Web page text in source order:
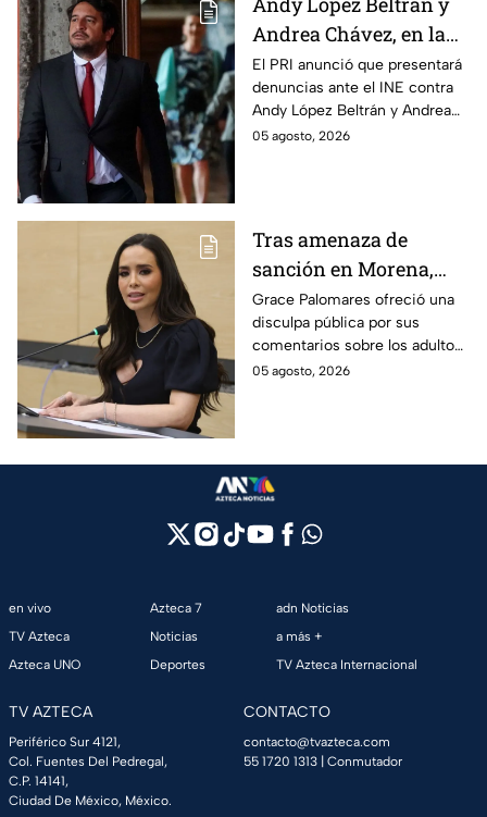
Andrea Chávez, en la
mira del PRI por
presuntos actos
anticipados de
campaña
El PRI anunció que presentará
denuncias ante el INE contra
Andy López Beltrán y Andrea
Chávez, al acusarlos de realizar
05 agosto, 2026
Tras amenaza de
sanción en Morena,
Grace Palomares pide
perdón a adultos
mayores
Grace Palomares ofreció una
disculpa pública por sus
comentarios sobre los adultos
mayores y aseguró que acatará
05 agosto, 2026
en vivo
TV Azteca
Azteca UNO
Azteca 7
Noticias
Deportes
adn Noticias
a más +
TV Azteca Internacional
TV AZTECA
Periférico Sur 4121,
Col. Fuentes Del Pedregal,
C.P. 14141,
Ciudad De México, México.
CONTACTO
contacto@tvazteca.com
55 1720 1313 | Conmutador